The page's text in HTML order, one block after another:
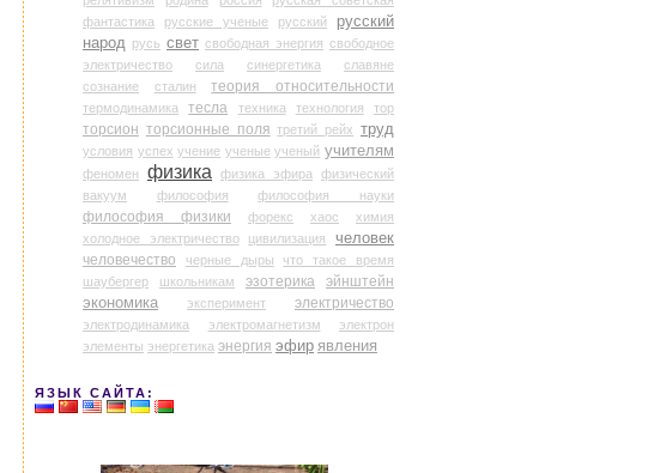
фантастика
русские ученые русский
русский
народ русь свет свободная энергия свободное
электричество
сила синергетика
славяне
сознание
сталин теория относительности
термодинамика тесла техника технология тор
торсион торсионные поля третий рейх труд
условия успех учение ученые ученый учителям
феномен физика физика эфира
физический
вакуум
философия философия науки
философия физики форекс хаос
химия
холодное электричество
цивилизация человек
человечество черные дыры
что такое время
шаубергер
школьникам эзотерика
эйнштейн
экономика
эксперимент электричество
электродинамика электромагнетизм
электрон
элементы энергетика энергия эфир явления
ЯЗЫК САЙТА: